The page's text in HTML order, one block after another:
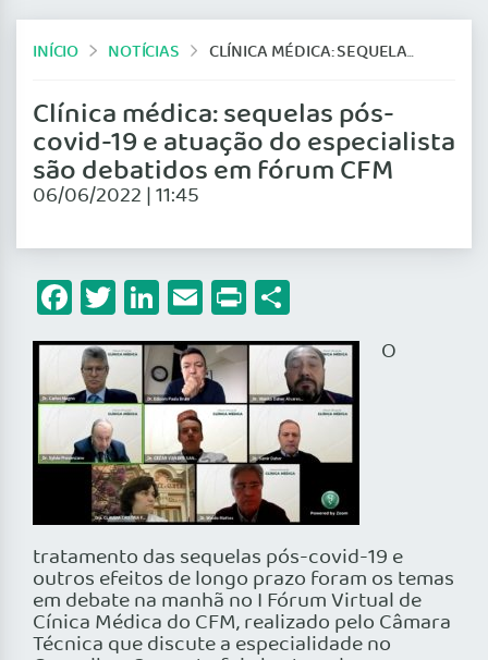
INÍCIO NOTÍCIAS CLÍNICA MÉDICA: SEQUELAS PÓS-COVID-19 E ATUAÇÃO DO ESPECIALISTA SÃO DEBATIDOS EM FÓRUM CFM
Clínica médica: sequelas pós-
covid-19 e atuação do especialista
são debatidos em fórum CFM
06/06/2022 | 11:45
Facebook
Twitter
LinkedIn
Email
Print
O
tratamento das sequelas pós-covid-19 e
outros efeitos de longo prazo foram os temas
em debate na manhã no I Fórum Virtual de
Cínica Médica do CFM, realizado pelo Câmara
Técnica que discute a especialidade no